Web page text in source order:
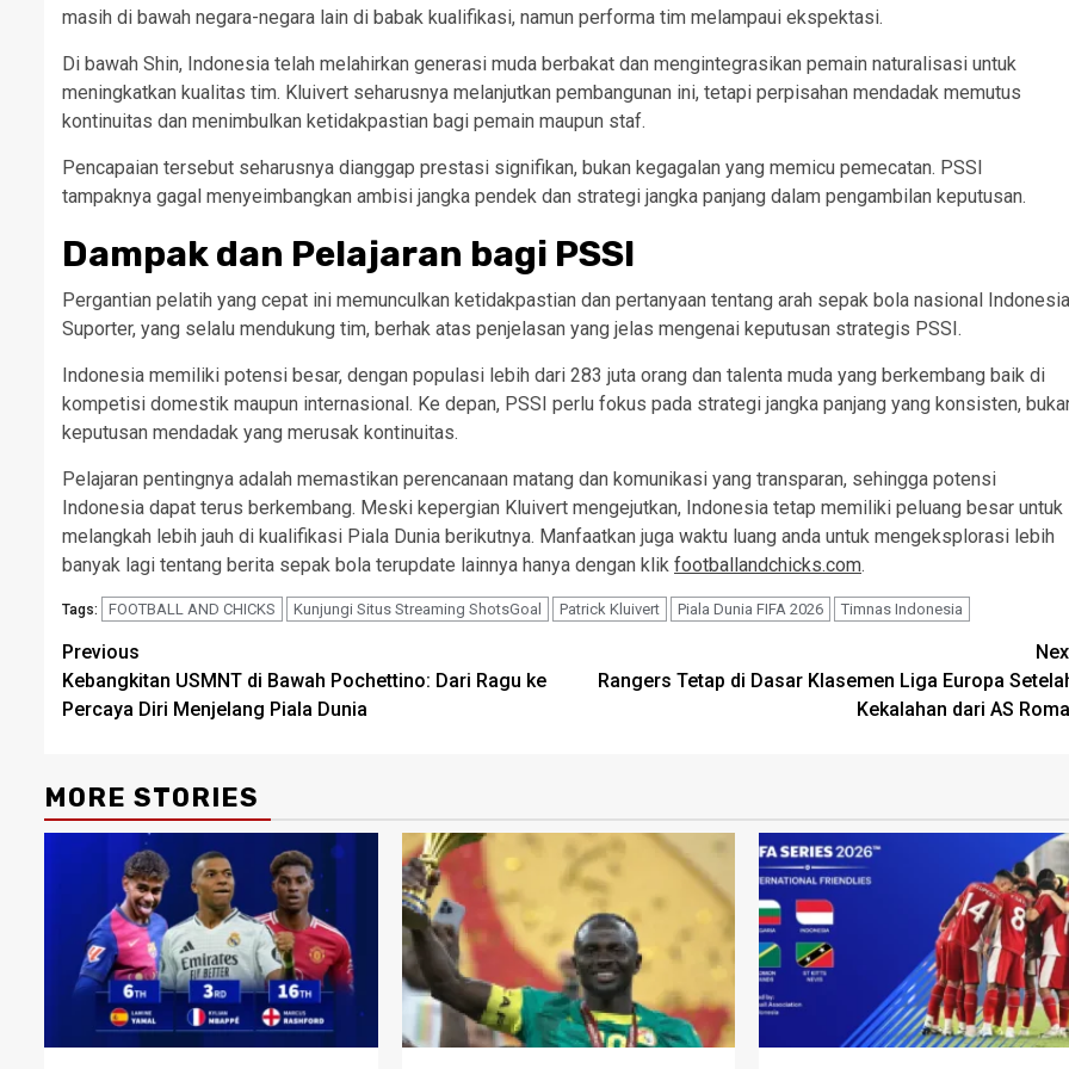
masih di bawah negara-negara lain di babak kualifikasi, namun performa tim melampaui ekspektasi.
Di bawah Shin, Indonesia telah melahirkan generasi muda berbakat dan mengintegrasikan pemain naturalisasi untuk
meningkatkan kualitas tim. Kluivert seharusnya melanjutkan pembangunan ini, tetapi perpisahan mendadak memutus
kontinuitas dan menimbulkan ketidakpastian bagi pemain maupun staf.
Pencapaian tersebut seharusnya dianggap prestasi signifikan, bukan kegagalan yang memicu pemecatan. PSSI
tampaknya gagal menyeimbangkan ambisi jangka pendek dan strategi jangka panjang dalam pengambilan keputusan.
Dampak dan Pelajaran bagi PSSI
Pergantian pelatih yang cepat ini memunculkan ketidakpastian dan pertanyaan tentang arah sepak bola nasional
Suporter, yang selalu mendukung tim, berhak atas penjelasan yang jelas mengenai keputusan strategis PSSI.
Indonesia memiliki potensi besar, dengan populasi lebih dari 283 juta orang dan talenta muda yang berkembang baik di
kompetisi domestik maupun internasional. Ke depan, PSSI perlu fokus pada strategi jangka panjang yang konsisten,
keputusan mendadak yang merusak kontinuitas.
Pelajaran pentingnya adalah memastikan perencanaan matang dan komunikasi yang transparan, sehingga potensi
Indonesia dapat terus berkembang. Meski kepergian Kluivert mengejutkan, Indonesia tetap memiliki peluang besar untuk
melangkah lebih jauh di kualifikasi Piala Dunia berikutnya. Manfaatkan juga waktu luang anda untuk mengeksplorasi lebih
banyak lagi tentang berita sepak bola terupdate lainnya hanya dengan klik footballandchicks.com.
Tags: FOOTBALL AND CHICKS Kunjungi Situs Streaming ShotsGoal Patrick Kluivert Piala Dunia FIFA 2026 Timnas Indonesia
Post
navigation
Previous
Kebangkitan USMNT di Bawah Pochettino: Dari Ragu ke
Percaya Diri Menjelang Piala Dunia
Rangers Tetap di Dasar Klasemen Liga Europa
Kekalahan dari AS
MORE STORIES